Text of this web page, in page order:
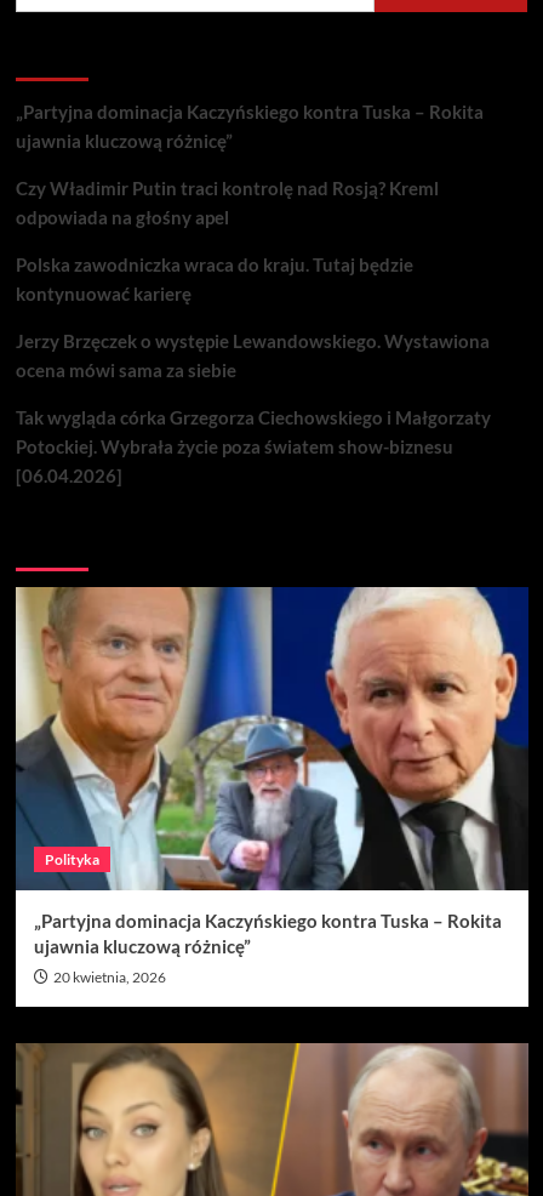
„Partyjna dominacja Kaczyńskiego kontra Tuska – Rokita
ujawnia kluczową różnicę”
Czy Władimir Putin traci kontrolę nad Rosją? Kreml
odpowiada na głośny apel
Polska zawodniczka wraca do kraju. Tutaj będzie
kontynuować karierę
Jerzy Brzęczek o występie Lewandowskiego. Wystawiona
ocena mówi sama za siebie
Tak wygląda córka Grzegorza Ciechowskiego i Małgorzaty
Potockiej. Wybrała życie poza światem show-biznesu
[06.04.2026]
Polityka
„Partyjna dominacja Kaczyńskiego kontra Tuska – Rokita
ujawnia kluczową różnicę”
20 kwietnia, 2026